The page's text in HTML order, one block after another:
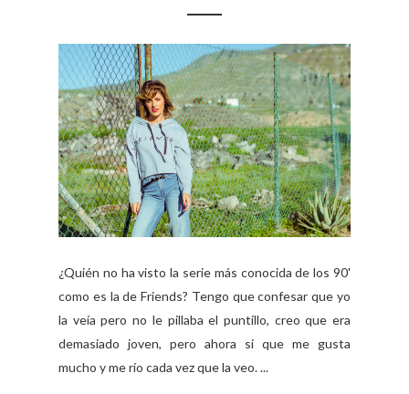
¿Quién no ha visto la serie más conocida de los 90'
como es la de Friends? Tengo que confesar que yo
la veía pero no le pillaba el puntillo, creo que era
demasiado joven, pero ahora si que me gusta
mucho y me río cada vez que la veo. ...